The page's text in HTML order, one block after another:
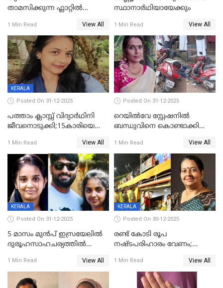
താമസിക്കുന്ന ഫ്ലാറ്റില്‍
സംഭവം കൈതപ്പൊയിലില്‍
1 Min Read View All
സ്ഥാനാർഥിയായേക്കും
1 Min Read View All
KERALA
Posted On 31-12-2025
പത്താം ക്ലാസ്സ് വിദ്യാര്‍ഥിനി
ജീവനൊടുക്കി;15കാരിയെ
കിടപ്പുമുറിയില്‍ തൂങ്ങി മരിച്ച
നിലയിൽ
1 Min Read View All
Posted On 31-12-2025
റെയിൽവേ സ്റ്റേഷനിൽ
ബന്ധുവിനെ കൊണ്ടാക്കി
ലോറി സ്കൂട്ടറിൽ ഇടിച്ചു :
യുവതിക്ക് ദാരുണാന്ത്യം
1 Min Read View All
KERALA
Posted On 31-12-2025
5 മാസം മുൻപ് ഇസ്രയേലിൽ
ദുരൂഹസാഹചര്യത്തിൽ
മലയാളി യുവാവിന്റെ ഭാര്യയും
മരിച്ചു
1 Min Read View All
KERALA
Posted On 30-12-2025
രണ്ട് കോടി രൂപ
നഷ്ടപരിഹാരം വേണം;
നോട്ടീസയച്ച് ഉമാ തോമസ്
1 Min Read View All